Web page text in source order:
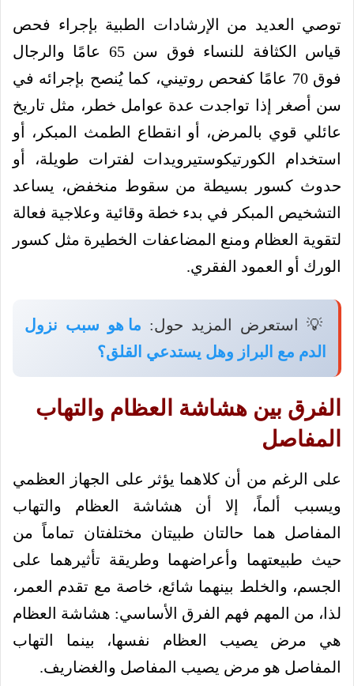
توصي العديد من الإرشادات الطبية بإجراء فحص
قياس الكثافة للنساء فوق سن 65 عامًا والرجال
فوق 70 عامًا كفحص روتيني، كما يُنصح بإجرائه في
سن أصغر إذا تواجدت عدة عوامل خطر، مثل تاريخ
عائلي قوي بالمرض، أو انقطاع الطمث المبكر، أو
استخدام الكورتيكوستيرويدات لفترات طويلة، أو
حدوث كسور بسيطة من سقوط منخفض، يساعد
التشخيص المبكر في بدء خطة وقائية وعلاجية فعالة
لتقوية العظام ومنع المضاعفات الخطيرة مثل كسور
الورك أو العمود الفقري.
💡 استعرض المزيد حول: ما هو سبب نزول
الدم مع البراز وهل يستدعي القلق؟
الفرق بين هشاشة العظام والتهاب
المفاصل
على الرغم من أن كلاهما يؤثر على الجهاز العظمي
ويسبب ألماً، إلا أن هشاشة العظام والتهاب
المفاصل هما حالتان طبيتان مختلفتان تماماً من
حيث طبيعتهما وأعراضهما وطريقة تأثيرهما على
الجسم، والخلط بينهما شائع، خاصة مع تقدم العمر،
لذا، من المهم فهم الفرق الأساسي: هشاشة العظام
هي مرض يصيب العظام نفسها، بينما التهاب
المفاصل هو مرض يصيب المفاصل والغضاريف.